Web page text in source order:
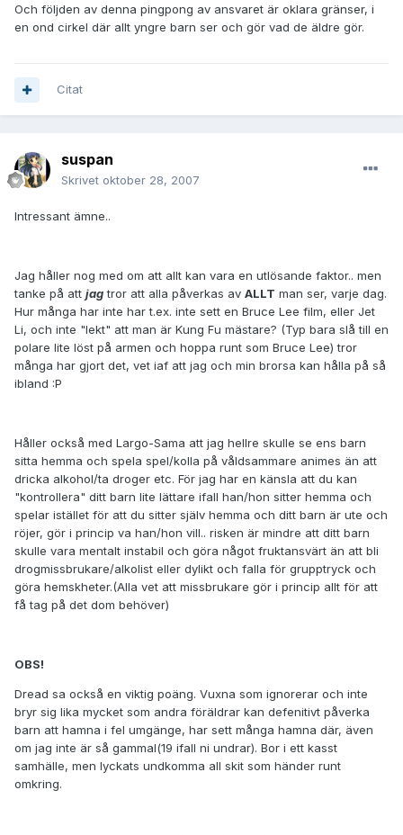
Och följden av denna pingpong av ansvaret är oklara gränser, i
en ond cirkel där allt yngre barn ser och gör vad de äldre gör.
Citat
suspan
Skrivet oktober 28, 2007
Intressant ämne..
Jag håller nog med om att allt kan vara en utlösande faktor.. men
tanke på att jagtror att alla påverkas av ALLT man ser, varje dag.
Hur många har inte har t.ex. inte sett en Bruce Lee film, eller Jet
Li, och inte "lekt" att man är Kung Fu mästare? (Typ bara slå till en
polare lite löst på armen och hoppa runt som Bruce Lee) tror
många har gjort det, vet iaf att jag och min brorsa kan hålla på så
ibland :P
Håller också med Largo-Sama att jag hellre skulle se ens barn
sitta hemma och spela spel/kolla på våldsammare animes än att
dricka alkohol/ta droger etc. För jag har en känsla att du kan
"kontrollera" ditt barn lite lättare ifall han/hon sitter hemma och
spelar istället för att du sitter själv hemma och ditt barn är ute och
röjer, gör i princip va han/hon vill.. risken är mindre att ditt barn
skulle vara mentalt instabil och göra något fruktansvärt än att bli
drogmissbrukare/alkolist eller dylikt och falla för grupptryck och
göra hemskheter.(Alla vet att missbrukare gör i princip allt för att
få tag på det dom behöver)
OBS!
Dread sa också en viktig poäng. Vuxna som ignorerar och inte
bryr sig lika mycket som andra föräldrar kan defenitivt påverka
barn att hamna i fel umgänge, har sett många hamna där, även
om jag inte är så gammal(19 ifall ni undrar). Bor i ett kasst
samhälle, men lyckats undkomma all skit som händer runt
omkring.